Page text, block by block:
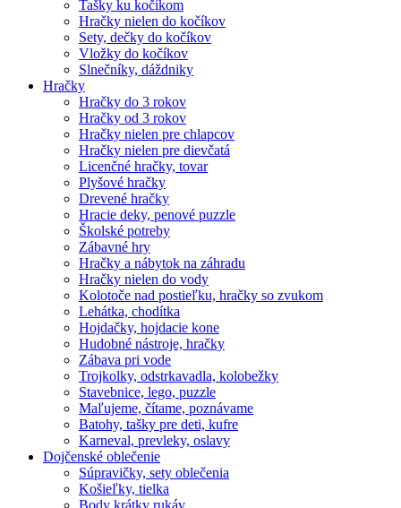
Tašky ku kočíkom
Hračky nielen do kočíkov
Sety, dečky do kočíkov
Vložky do kočíkov
Slnečníky, dáždniky
Hračky
Hračky do 3 rokov
Hračky od 3 rokov
Hračky nielen pre chlapcov
Hračky nielen pre dievčatá
Licenčné hračky, tovar
Plyšové hračky
Drevené hračky
Hracie deky, penové puzzle
Školské potreby
Zábavné hry
Hračky a nábytok na záhradu
Hračky nielen do vody
Kolotoče nad postieľku, hračky so zvukom
Lehátka, chodítka
Hojdačky, hojdacie kone
Hudobné nástroje, hračky
Zábava pri vode
Trojkolky, odstrkavadla, kolobežky
Stavebnice, lego, puzzle
Maľujeme, čítame, poznávame
Batohy, tašky pre deti, kufre
Karneval, prevleky, oslavy
Dojčenské oblečenie
Súpravičky, sety oblečenia
Košieľky, tielka
Body krátky rukáv